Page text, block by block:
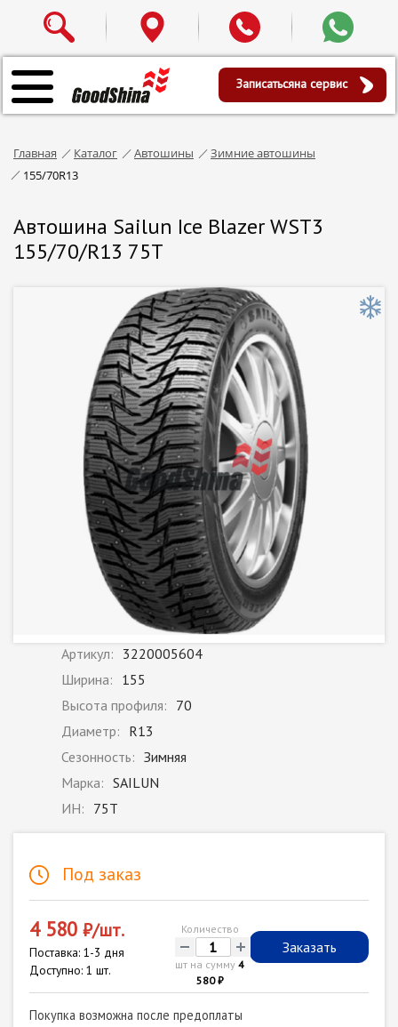
Записатьсяна сервис
Главная Каталог Автошины
Зимние автошины
155/70R13
Автошина Sailun Ice Blazer WST3
155/70/R13 75T
Артикул: 3220005604
Ширина: 155
Высота профиля: 70
Диаметр: R13
Сезонность: Зимняя
Марка: SAILUN
ИН: 75T
Под заказ
4 580 ₽/шт.
Поставка: 1-3 дня
Доступно: 1 шт.
Количество
- +
шт на сумму4
580 ₽
Заказать
Покупка возможна после предоплаты